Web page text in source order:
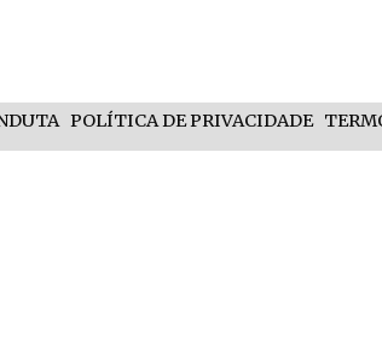
POLÍTICA DE PRIVACIDADE